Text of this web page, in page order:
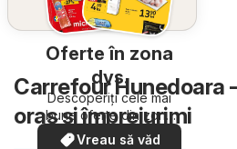
Oferte în zona
dvs.
Descoperiți cele mai
bune oferte din zona
dumneavoastră
Vreau să văd
Carrefour Hunedoara
oraş şi împrejurimi